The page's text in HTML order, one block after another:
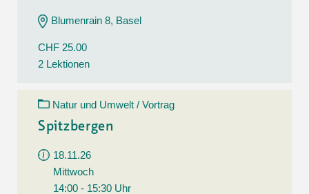
Blumenrain 8, Basel
CHF 25.00
2 Lektionen
Natur und Umwelt / Vortrag
Spitzbergen
18.11.26
Mittwoch
14:00 - 15:30 Uhr